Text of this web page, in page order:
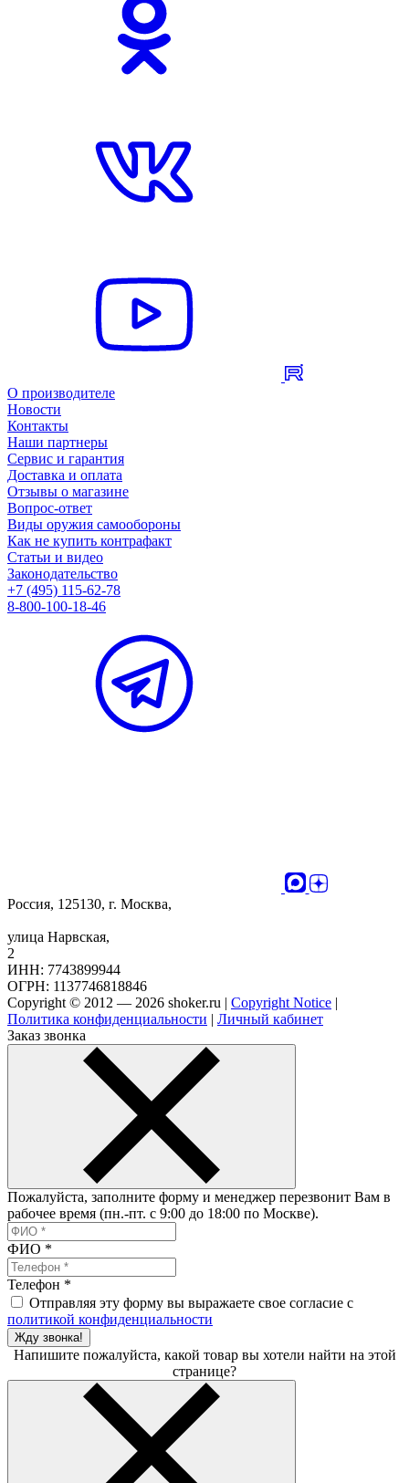
О производителе
Новости
Контакты
Наши партнеры
Сервис и гарантия
Доставка и оплата
Отзывы о магазине
Вопрос-ответ
Виды оружия самообороны
Как не купить контрафакт
Статьи и видео
Законодательство
+7 (495) 115-62-78
8-800-100-18-46
Россия, 125130, г. Москва,
улица Нарвская,
2
ИНН: 7743899944
ОГРН: 1137746818846
Copyright © 2012 — 2026 shoker.ru | Copyright Notice |
Политика конфиденциальности | Личный кабинет
Заказ звонка
Пожалуйста, заполните форму и менеджер перезвонит Вам в
рабочее время (пн.-пт. с 9:00 до 18:00 по Москве).
ФИО *
Телефон *
Отправляя эту форму вы выражаете свое согласие с
политикой конфиденциальности
Жду звонка!
Напишите пожалуйста, какой товар вы хотели найти на этой
странице?